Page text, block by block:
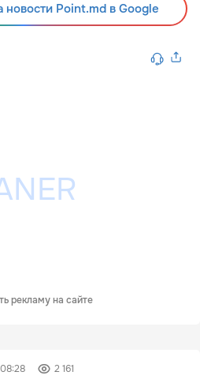
Point.md в Google
рекламу на сайте
2 161